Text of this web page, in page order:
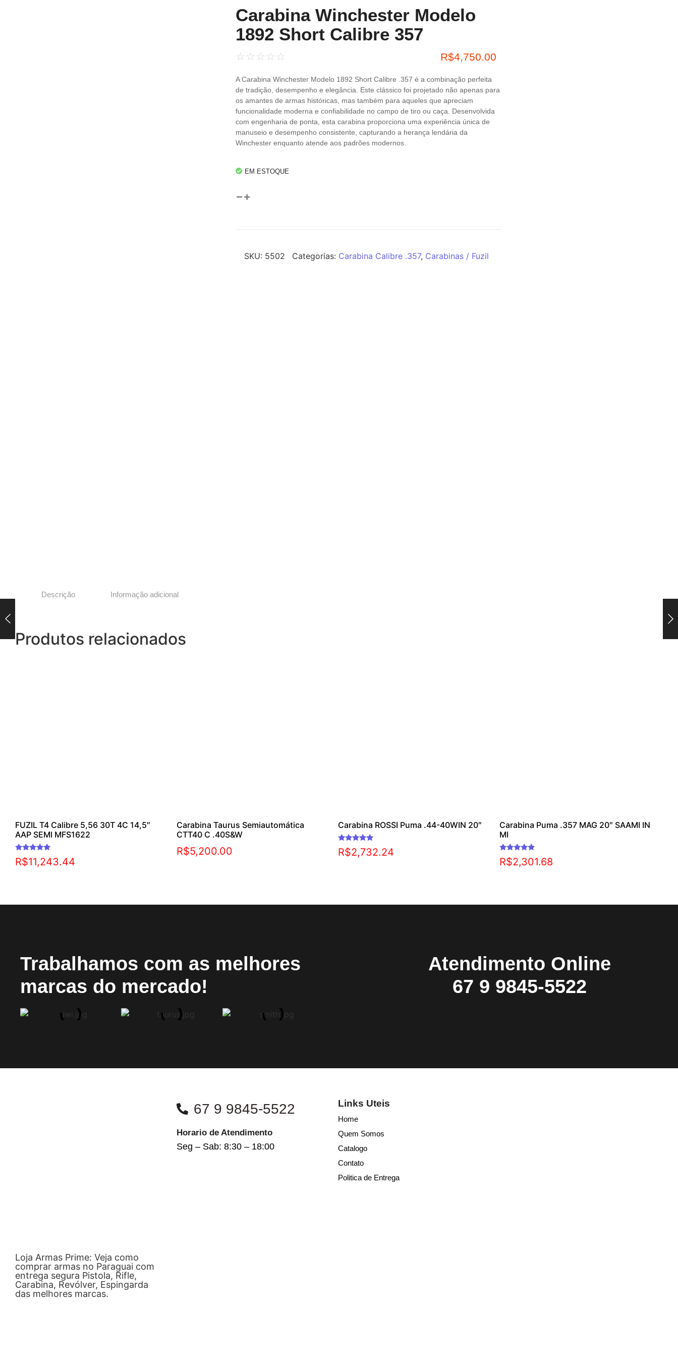
Carabina Winchester Modelo
1892 Short Calibre 357
☆ ☆ ☆ ☆ ☆ R$4,750.00
A Carabina Winchester Modelo 1892 Short Calibre .357 é a combinação perfeita
de tradição, desempenho e elegância. Este clássico foi projetado não apenas para
os amantes de armas históricas, mas também para aqueles que apreciam
funcionalidade moderna e confiabilidade no campo de tiro ou caça. Desenvolvida
com engenharia de ponta, esta carabina proporciona uma experiência única de
manuseio e desempenho consistente, capturando a herança lendária da
Winchester enquanto atende aos padrões modernos.
EM ESTOQUE
SKU: 5502 Categorias: Carabina Calibre .357, Carabinas / Fuzil
Descrição Informação adicional
Produtos relacionados
FUZIL T4 Calibre 5,56 30T 4C 14,5″
AAP SEMI MFS1622
Avaliação
5.00
R$11,243.44
Carabina Taurus Semiautomática
CTT40 C .40S&W
R$5,200.00
Carabina ROSSI Puma .44-40WIN 20″
Avaliação
5.00
R$2,732.24
Carabina Puma .357 MAG 20″ SAAMI IN
MI
Avaliação
5.00
R$2,301.68
Trabalhamos com as melhores
marcas do mercado!
Atendimento Online
67 9 9845-5522
Loja Armas Prime: Veja como
comprar armas no Paraguai com
entrega segura Pistola, Rifle,
Carabina, Revólver, Espingarda
das melhores marcas.
67 9 9845-5522
Horario de Atendimento
Seg – Sab: 8:30 – 18:00
Links Uteis
Home
Quem Somos
Catalogo
Contato
Politica de Entrega